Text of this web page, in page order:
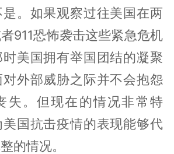
。如果观察过往美国在两
911恐怖袭击这些紧急危机
美国拥有举国团结的凝聚
外部威胁之际并不会抱怨
失。但现在的情况非常特
国抗击疫情的表现能够代
的情况。